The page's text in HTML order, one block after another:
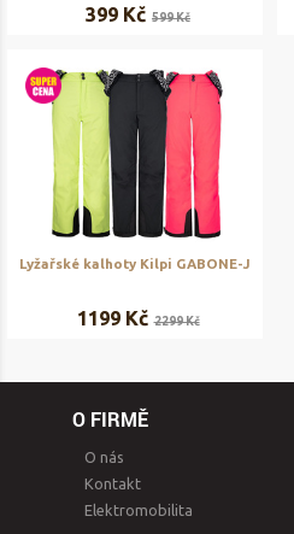
399 Kč 599 Kč
Lyžařské kalhoty Kilpi GABONE-J
1199 Kč 2299 Kč
O FIRMĚ
O nás
Kontakt
Elektromobilita